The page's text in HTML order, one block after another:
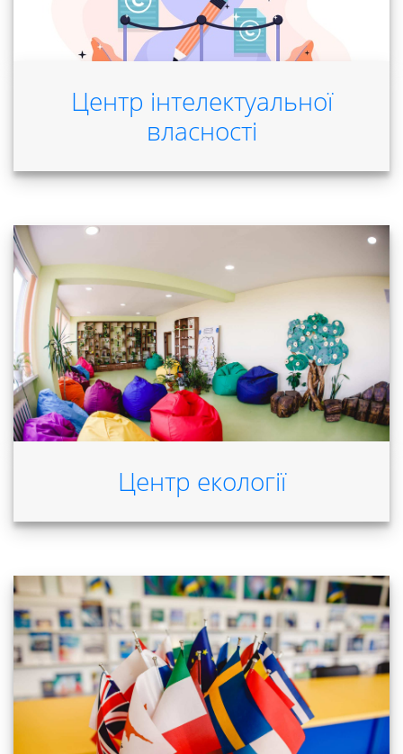
діяльність
Foreign
Ресурси
та
сервіси
Науковий
Центр інтелектуальної
власності
Центр екології